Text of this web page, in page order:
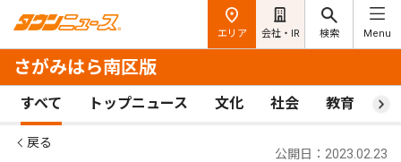
エリア 会社・IR 検索 Menu
さがみはら南区版
すべて トップニュース 文化 社会 教育 ス
戻る
公開日：2023.02.23